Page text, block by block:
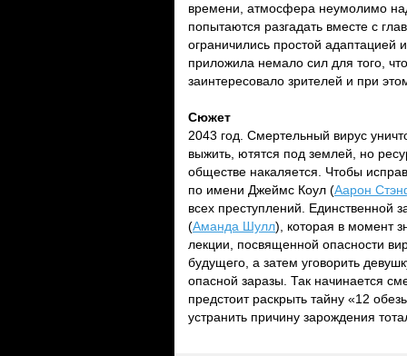
времени, атмосфера неумолимо
попытаются разгадать вместе с
ограничились простой адаптацией
приложила немало сил для того,
заинтересовало зрителей и при
Сюжет
2043 год. Смертельный вирус
выжить, ютятся под землей, но
обществе накаляется. Чтобы
по имени Джеймс Коул (Аарон
всех преступлений. Единственной
(Аманда Шулл), которая в момент
лекции, посвященной опасности
будущего, а затем уговорить
опасной заразы. Так начинается
предстоит раскрыть тайну «12
устранить причину зарождения